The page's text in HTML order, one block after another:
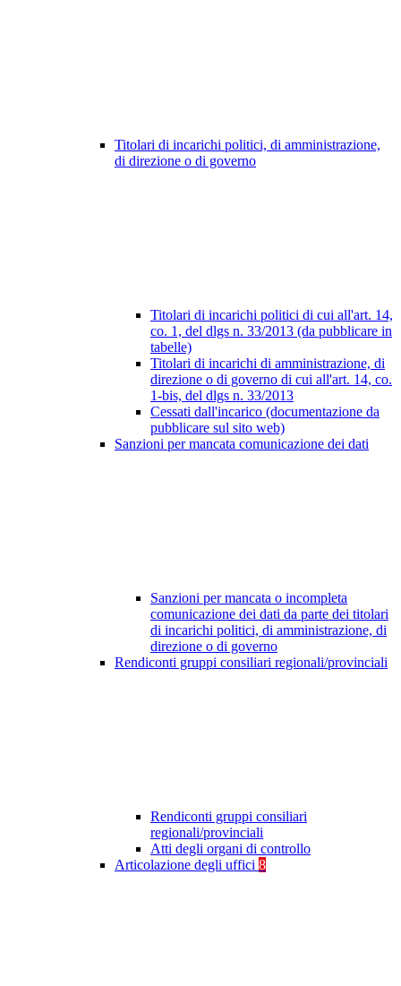
Titolari di incarichi politici, di amministrazione,
di direzione o di governo
Titolari di incarichi politici di cui all'art. 14,
co. 1, del dlgs n. 33/2013 (da pubblicare in
tabelle)
Titolari di incarichi di amministrazione, di
direzione o di governo di cui all'art. 14, co.
1-bis, del dlgs n. 33/2013
Cessati dall'incarico (documentazione da
pubblicare sul sito web)
Sanzioni per mancata comunicazione dei dati
Sanzioni per mancata o incompleta
comunicazione dei dati da parte dei titolari
di incarichi politici, di amministrazione, di
direzione o di governo
Rendiconti gruppi consiliari regionali/provinciali
Rendiconti gruppi consiliari
regionali/provinciali
Atti degli organi di controllo
Articolazione degli uffici 8